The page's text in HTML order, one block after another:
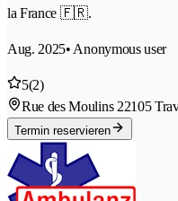
la France 🇫🇷.
Aug. 2025• Anonymous user
5(2)
Rue des Moulins 22105
Termin reservieren